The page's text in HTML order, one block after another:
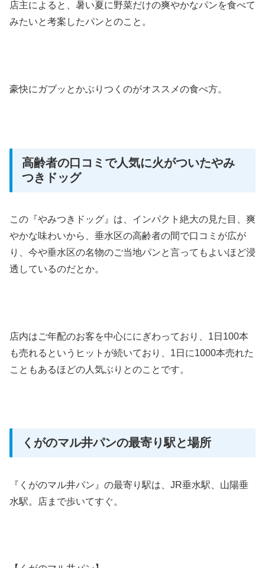
店主によると、暑い夏に野菜だけの爽やかなパンを食べて
みたいと考案したパンとのこと。
豪快にガブッとかぶりつくのがオススメの食べ方。
高齢者の口コミで人気に火がついたやみ
つきドッグ
この『やみつきドッグ』は、インパクト絶大の見た目、爽
やかな味わいから、垂水区の高齢者の間で口コミが広が
り、今や垂水区の名物のご当地パンと言ってもよいほど浸
透しているのだとか。
店内はご年配のお客を中心ににぎわっており、1日100本
も売れるというヒットが続いており、1日に1000本売れた
こともあるほどの人気ぶりとのことです。
くがのマル井パンの最寄り駅と場所
『くがのマル井パン』の最寄り駅は、JR垂水駅、山陽垂
水駅。店まで歩いてすぐ。